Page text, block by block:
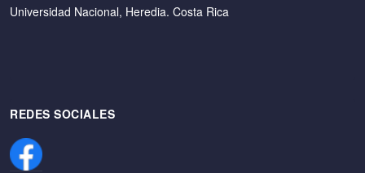
Universidad Nacional, Heredia. Costa Rica
REDES SOCIALES